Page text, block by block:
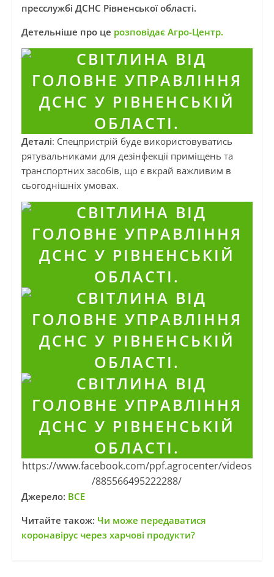
пресслужбі ДСНС Рівненської області.
Детельніше про це розповідає Агро-Центр.
Деталі: Спецпристрій буде використовуватись
рятувальниками для дезінфекції приміщень та
транспортних засобів, що є вкрай важливим в
сьогоднішніх умовах.
https://www.facebook.com/ppf.agrocenter/videos
/885566495222288/
Джерело: ВСЕ
Читайте також: Чи може передаватися
коронавірус через харчові продукти?